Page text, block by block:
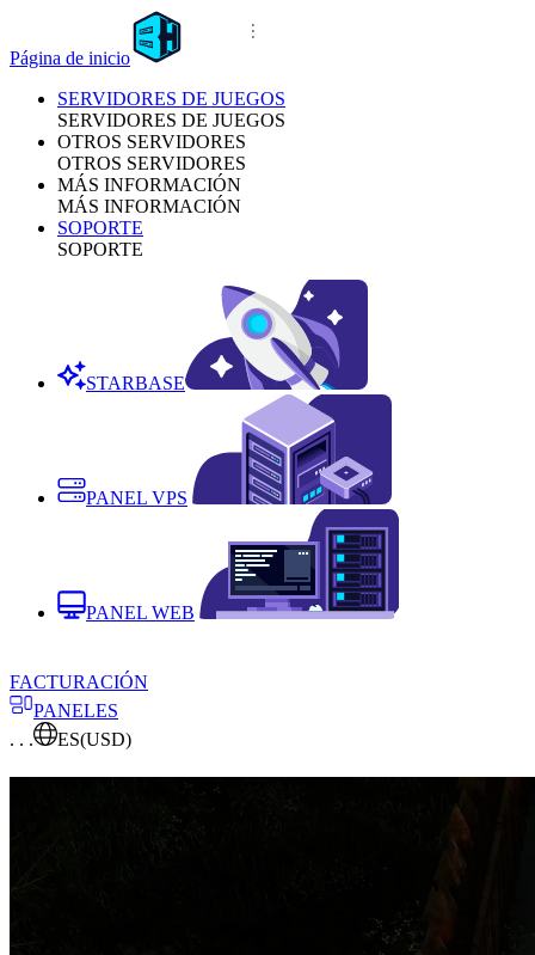
Página de inicio
SERVIDORES DE JUEGOS
SERVIDORES DE JUEGOS
OTROS SERVIDORES
OTROS SERVIDORES
MÁS INFORMACIÓN
MÁS INFORMACIÓN
SOPORTE
SOPORTE
STARBASE
PANEL VPS
PANEL WEB
FACTURACIÓN
PANELES
. . .
ES(USD)